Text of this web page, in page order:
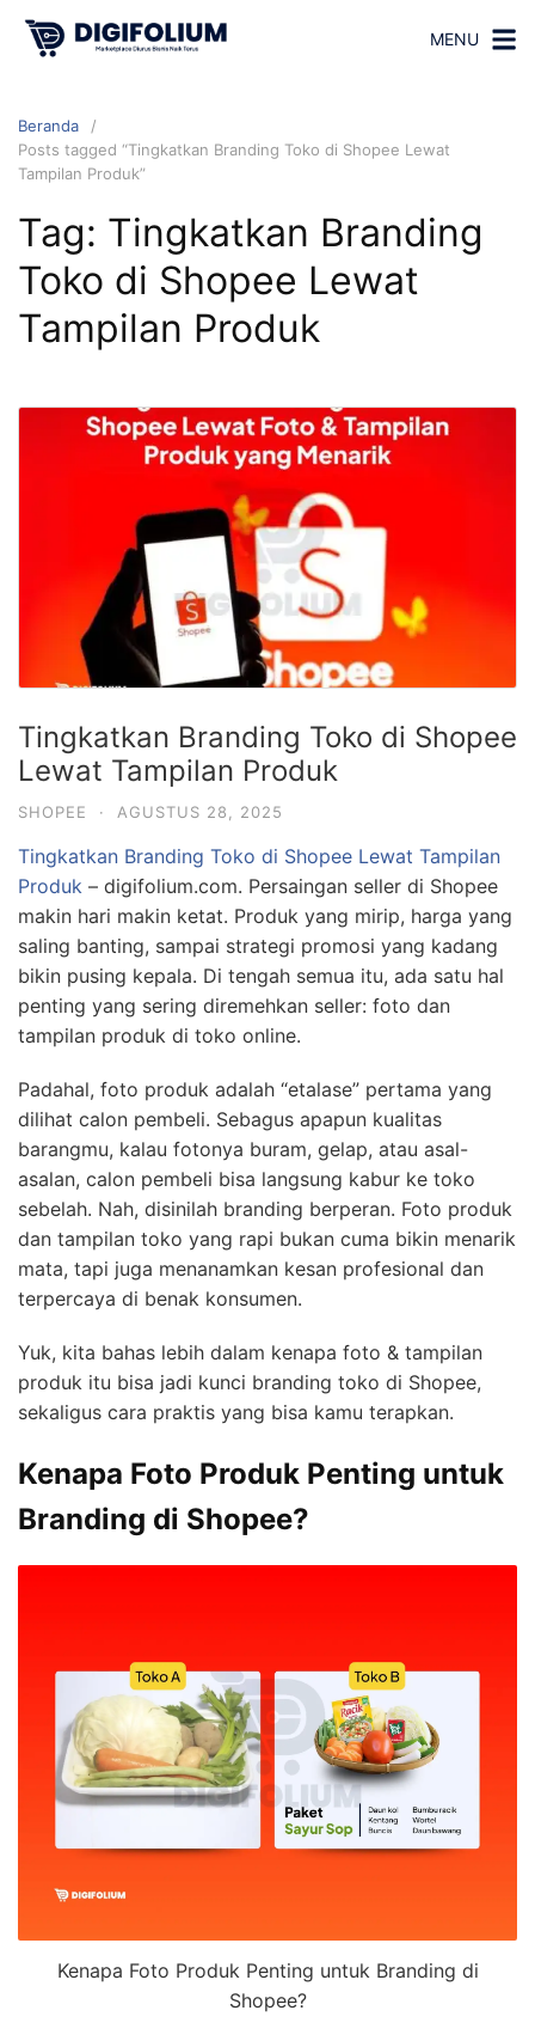
MENU
Beranda
Posts tagged “Tingkatkan Branding Toko di Shopee Lewat
Tampilan Produk”
Tag: Tingkatkan Branding
Toko di Shopee Lewat
Tampilan Produk
Tingkatkan Branding Toko di Shopee
Lewat Tampilan Produk
SHOPEE · AGUSTUS 28, 2025
Tingkatkan Branding Toko di Shopee Lewat Tampilan
Produk – digifolium.com. Persaingan seller di Shopee
makin hari makin ketat. Produk yang mirip, harga yang
saling banting, sampai strategi promosi yang kadang
bikin pusing kepala. Di tengah semua itu, ada satu hal
penting yang sering diremehkan seller: foto dan
tampilan produk di toko online.
Padahal, foto produk adalah “etalase” pertama yang
dilihat calon pembeli. Sebagus apapun kualitas
barangmu, kalau fotonya buram, gelap, atau asal-
asalan, calon pembeli bisa langsung kabur ke toko
sebelah. Nah, disinilah branding berperan. Foto produk
dan tampilan toko yang rapi bukan cuma bikin menarik
mata, tapi juga menanamkan kesan profesional dan
terpercaya di benak konsumen.
Yuk, kita bahas lebih dalam kenapa foto & tampilan
produk itu bisa jadi kunci branding toko di Shopee,
sekaligus cara praktis yang bisa kamu terapkan.
Kenapa Foto Produk Penting untuk
Branding di Shopee?
Kenapa Foto Produk Penting untuk Branding di
Shopee?